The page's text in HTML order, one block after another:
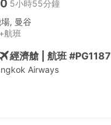
5小時55分鐘
, 曼谷
航班
經濟艙 | 航班 #PG1187
Airways